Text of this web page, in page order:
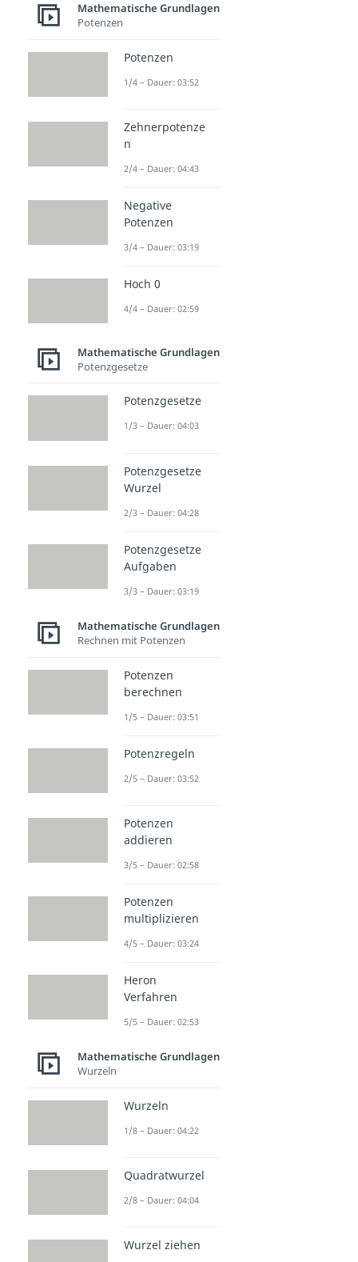
Mathematische Grundlagen
Potenzen
Potenzen
1/4 – Dauer: 03:52
Zehnerpotenze
n
2/4 – Dauer: 04:43
Negative
Potenzen
3/4 – Dauer: 03:19
Hoch 0
4/4 – Dauer: 02:59
Mathematische Grundlagen
Potenzgesetze
Potenzgesetze
1/3 – Dauer: 04:03
Potenzgesetze
Wurzel
2/3 – Dauer: 04:28
Potenzgesetze
Aufgaben
3/3 – Dauer: 03:19
Mathematische Grundlagen
Rechnen mit Potenzen
Potenzen
berechnen
1/5 – Dauer: 03:51
Potenzregeln
2/5 – Dauer: 03:52
Potenzen
addieren
3/5 – Dauer: 02:58
Potenzen
multiplizieren
4/5 – Dauer: 03:24
Heron
Verfahren
5/5 – Dauer: 02:53
Mathematische Grundlagen
Wurzeln
Wurzeln
1/8 – Dauer: 04:22
Quadratwurzel
2/8 – Dauer: 04:04
Wurzel ziehen